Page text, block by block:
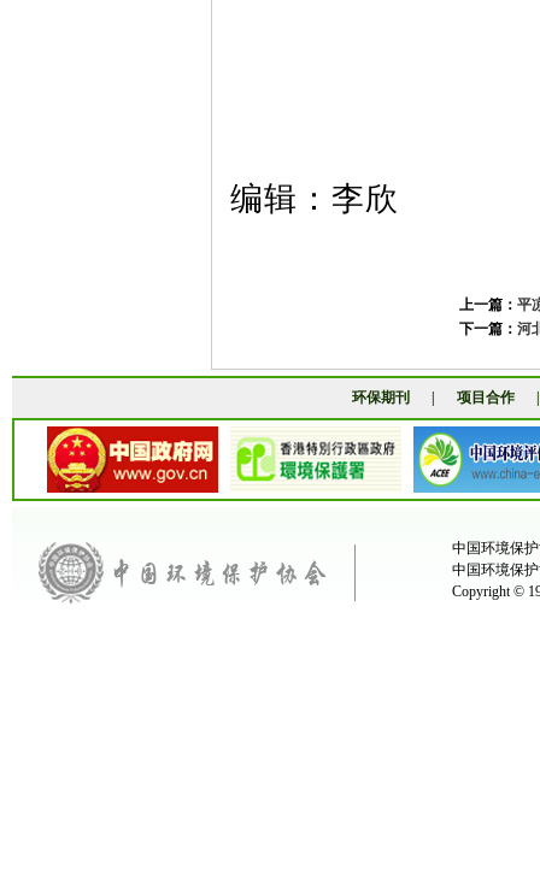
编辑：李欣
上一篇： 平
下一篇： 河
环保期刊 项目合作
中国环境保
中国环境保
Copyright ©